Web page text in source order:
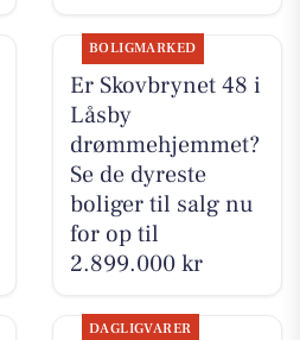
BOLIGMARKED
Er Skovbrynet 48 i
Låsby
drømmehjemmet?
Se de dyreste
boliger til salg nu
for op til
2.899.000 kr
DAGLIGVARER